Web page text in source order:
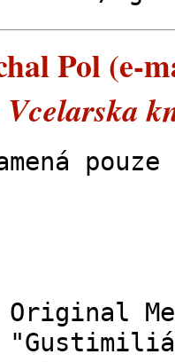
Pol (e-
Vcelarska